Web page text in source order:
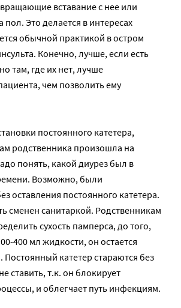
вставание с нее или
пол. Это делается в интересах
обычной практикой в остром
Конечно, лучше, если есть
там, где их нет, лучше
чем позволить ему
постоянного катетера,
родственника произошла на
понять, какой диурез был в
Возможно, были
оставления постоянного катетера.
сменен санитаркой. Родственникам
сухость памперса, до того,
400 мл жидкости, он остается
Постоянный катетер стараются без
ставить, т.к. он блокирует
и облегчает путь инфекциям.